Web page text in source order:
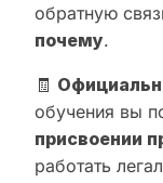
обратную
почему.
🧾
обучения вы
присвоении
работать